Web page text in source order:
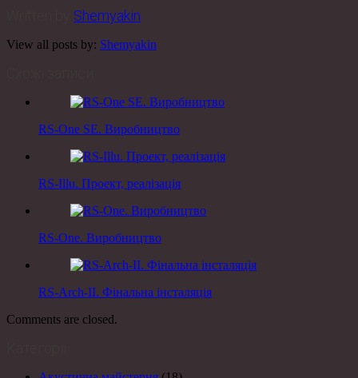
Shemyakin
View all posts by: Shemyakin
RS-One SE. Виробництво
RS-Illu. Проект, реалізація
RS-One. Виробництво
RS-Arch-II. Фінальна інсталяція
Comments are closed.